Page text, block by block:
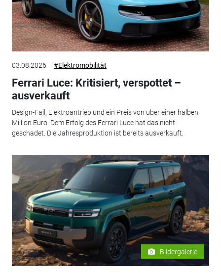
03.08.2026 #Elektromobilität
Ferrari Luce: Kritisiert, verspottet –
ausverkauft
Design-Fail, Elektroantrieb und ein Preis von über einer halben
Million Euro: Dem Erfolg des Ferrari Luce hat das nicht
geschadet. Die Jahresproduktion ist bereits ausverkauft.
Bildergalerie